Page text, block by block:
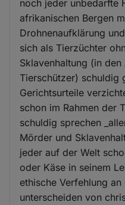
noch jeder unbedarfte
afrikanischen Bergen
Drohnenaufklärung
sich als Tierzüchter
Sklavenhaltung (in
Tierschützer) schuldig
Gerichtsurteile
schon im Rahmen der
schuldig sprechen
Mörder und
jeder auf der Welt
oder Käse in seinem
ethische Verfehlung
unterscheiden von